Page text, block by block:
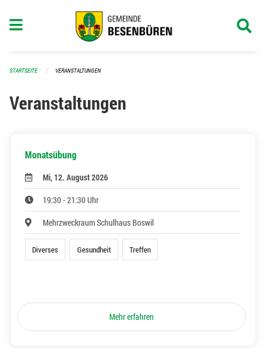
STARTSEITE VERANSTALTUNGEN
Veranstaltungen
Monatsübung
Mi, 12. August 2026
19:30 - 21:30 Uhr
Mehrzweckraum Schulhaus Boswil
Diverses Gesundheit Treffen
Mehr erfahren